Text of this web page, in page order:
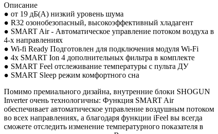
Описание
● от 19 дБ(А) низкий уровень шума
● R32 озонобезопасный, высокоэффективный хладагент
● SMART Air - Автоматическое управление потоком воздуха в
4-х направлениях
● Wi-fi Ready Подготовлен для подключения модуля Wi-Fi
● 4х SMART Ion 4 дополнительных фильтра в комплекте
● SMART Feel отслеживание температуры с пульта ДУ
● SMART Sleep режим комфортного сна
Помимо премиального дизайна, внутренние блоки SHOGUN
Inverter очень технологичны: Функция SMART Air
обеспечивает автоматическое управление воздушным потоком
во всех направлениях, а благодаря функции iFeel вы всегда
сможете отследить изменение температурного показателя в